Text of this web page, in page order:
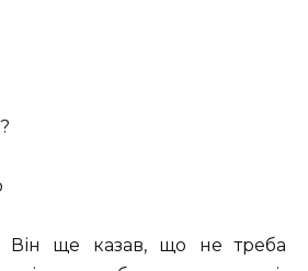
Він ще казав, що не треба